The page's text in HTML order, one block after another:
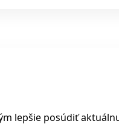
lepšie posúdiť